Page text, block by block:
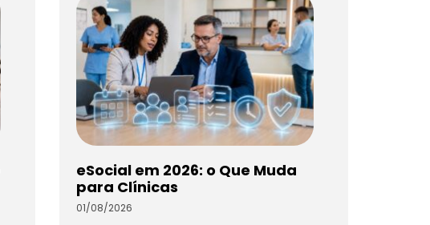
eSocial em 2026: o Que Muda
para Clínicas
01/08/2026